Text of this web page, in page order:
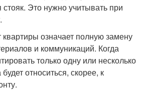
стояк. Это нужно учитывать при
означает полную замену
и коммуникаций. Когда
только одну или несколько
относиться, скорее, к